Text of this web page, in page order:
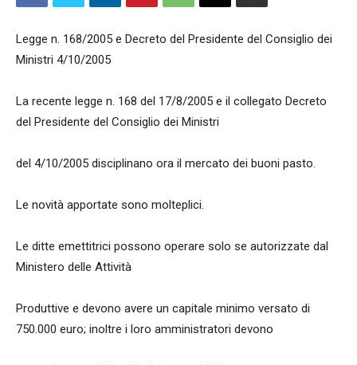
Legge n. 168/2005 e Decreto del Presidente del Consiglio dei
Ministri 4/10/2005
La recente legge n. 168 del 17/8/2005 e il collegato Decreto
del Presidente del Consiglio dei Ministri
del 4/10/2005 disciplinano ora il mercato dei buoni pasto.
Le novità apportate sono molteplici.
Le ditte emettitrici possono operare solo se autorizzate dal
Ministero delle Attività
Produttive e devono avere un capitale minimo versato di
750.000 euro; inoltre i loro amministratori devono